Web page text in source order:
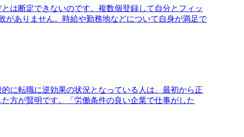
は断定できないのです。複数個登録して自分とフィッ
がありません。時給や勤務地などについて自身が満足で
に転職に逆効果の状況となっている人は、最初から正
方が賢明です。「労働条件の良い企業で仕事がした